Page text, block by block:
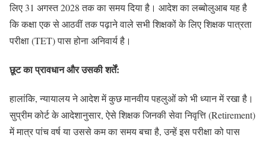
लिए 31 अगस्त 2028 तक का समय दिया है। आदेश का लब्बोलुआब यह है
कि कक्षा एक से आठवीं तक पढ़ाने वाले सभी शिक्षकों के लिए शिक्षक पात्रता
परीक्षा (TET) पास होना अनिवार्य है।
छूट का प्रावधान और उसकी शर्तें:
हालांकि, न्यायालय ने आदेश में कुछ मानवीय पहलुओं को भी ध्यान में रखा है।
सुप्रीम कोर्ट के आदेशानुसार, ऐसे शिक्षक जिनकी सेवा निवृत्ति (Retirement)
में मात्र पांच वर्ष या उससे कम का समय बचा है, उन्हें इस परीक्षा को पास